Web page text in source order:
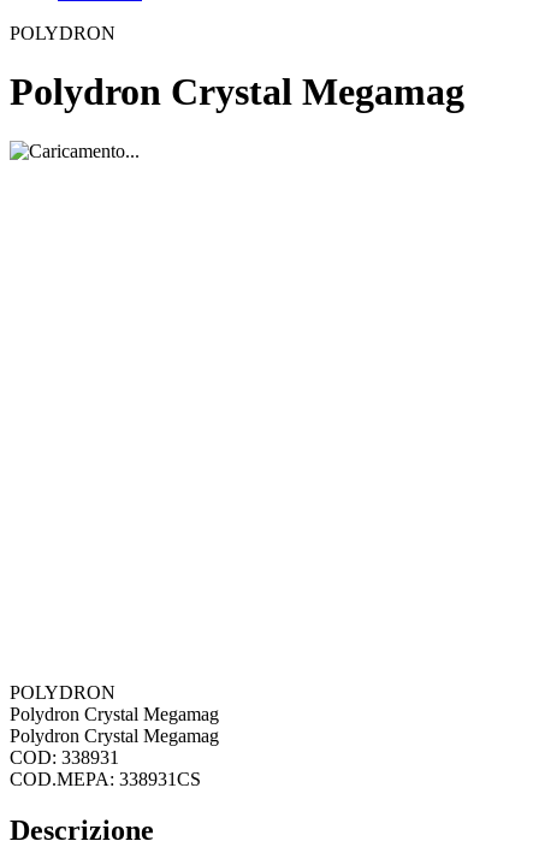
POLYDRON
Polydron Crystal Megamag
POLYDRON
Polydron Crystal Megamag
Polydron Crystal Megamag
COD: 338931
COD.MEPA: 338931CS
Descrizione